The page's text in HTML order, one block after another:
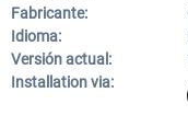
Fabricante:
Idioma:
Versión actual:
Installation via: